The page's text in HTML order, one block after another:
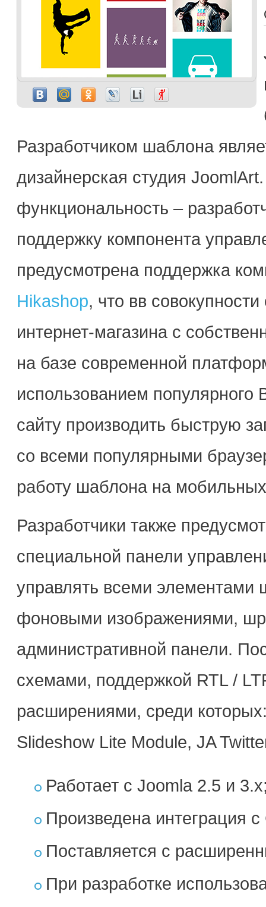
Разработчиком шаблона
дизайнерская студия
функциональность –
поддержку компонента
предусмотрена поддержка
Hikashop, что вв
интернет-магазина с
на базе современной
использованием популярного
сайту производить быструю
со всеми популярными
работу шаблона на
Разработчики также
специальной панели
управлять всеми
фоновыми изображениями,
административной панели.
схемами, поддержкой RTL /
расширениями, среди
Slideshow Lite Module, JA
Работает с Joomla 2.5 и
Произведена интеграция
Поставляется с
При разработке